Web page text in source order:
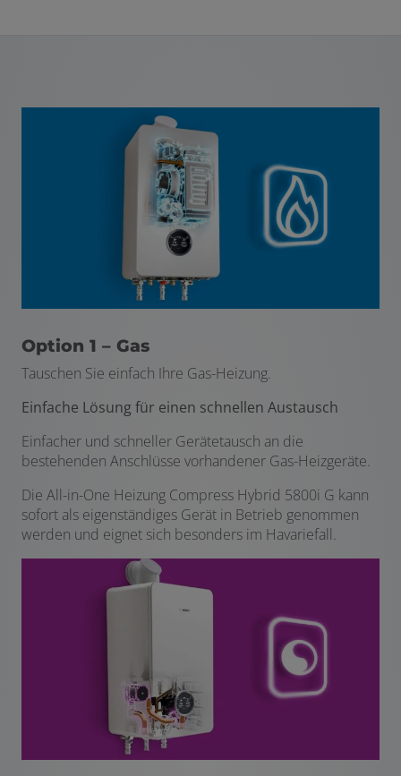
Option 1 – Gas
Tauschen Sie einfach Ihre Gas-Heizung.
Einfache Lösung für einen schnellen Austausch
Einfacher und schneller Gerätetausch an die
bestehenden Anschlüsse vorhandener Gas-Heizgeräte.
Die All-in-One Heizung Compress Hybrid 5800i G kann
sofort als eigenständiges Gerät in Betrieb genommen
werden und eignet sich besonders im Havariefall.